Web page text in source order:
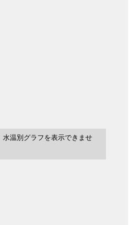
水温別グラフを表示できませ